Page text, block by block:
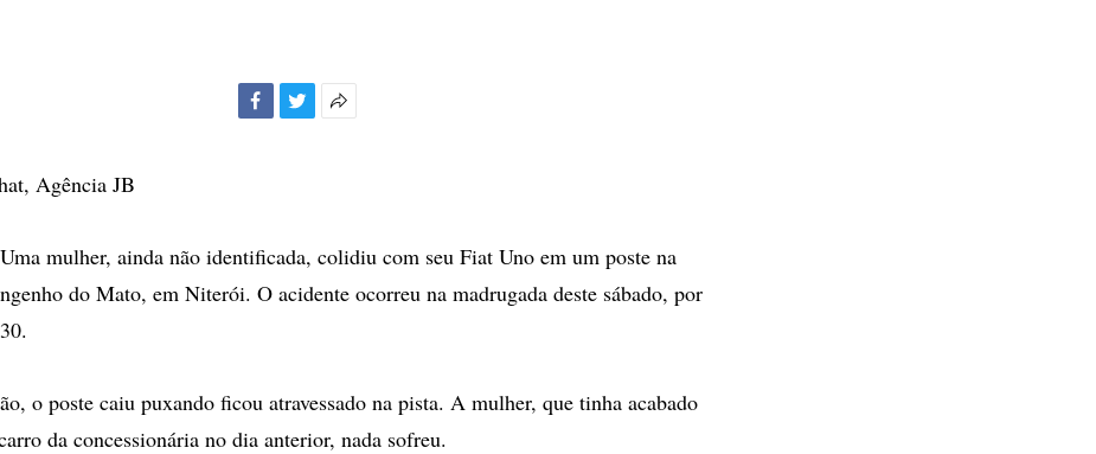
Agência JB
mulher, ainda não identificada, colidiu com seu Fiat Uno em um poste na
do Mato, em Niterói. O acidente ocorreu na madrugada deste sábado, por
o poste caiu puxando ficou atravessado na pista. A mulher, que tinha acabado
da concessionária no dia anterior, nada sofreu.